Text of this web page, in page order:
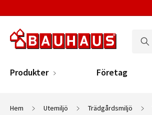
Produkter Företag
Hem Utemiljö Trädgårdsmiljö